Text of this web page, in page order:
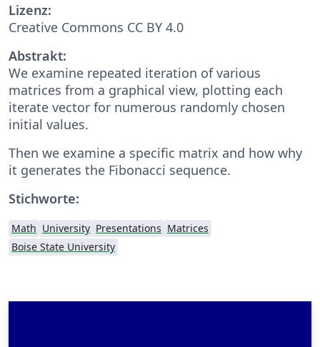
Lizenz:
Creative Commons CC BY 4.0
Abstrakt:
We examine repeated iteration of various
matrices from a graphical view, plotting each
iterate vector for numerous randomly chosen
initial values.
Then we examine a specific matrix and how why
it generates the Fibonacci sequence.
Stichworte:
Math University Presentations Matrices
Boise State University